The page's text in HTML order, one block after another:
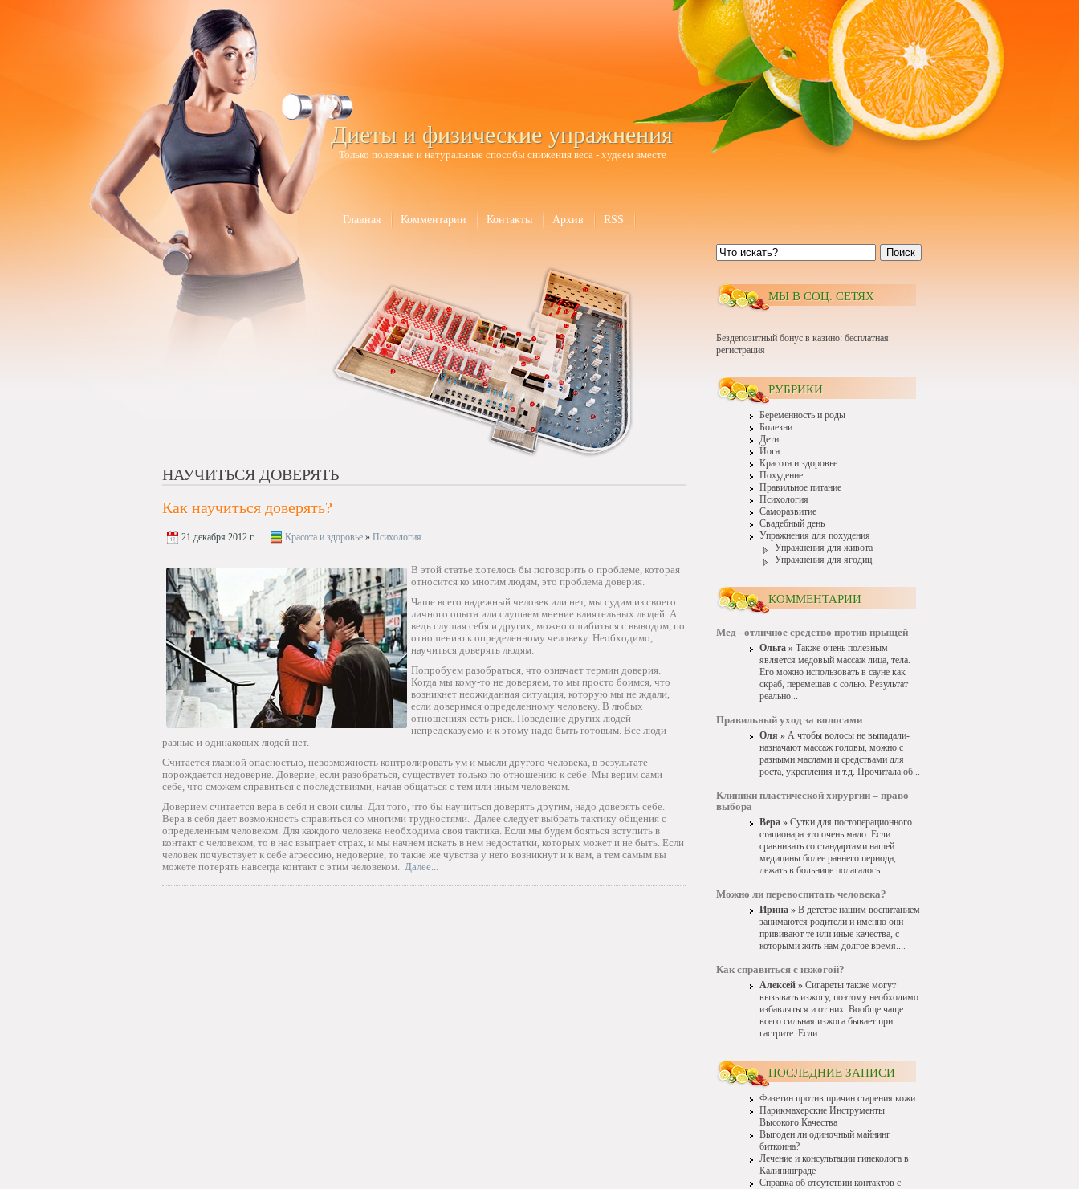
Диеты и физические упражнения
Только полезные и натуральные способы снижения веса - худеем вместе
Главная Комментарии Контакты Архив RSS
НАУЧИТЬСЯ ДОВЕРЯТЬ
Как научиться доверять?
21 декабря 2012 г. Красота и здоровье » Психология
В этой статье хотелось бы поговорить о проблеме, которая
относится ко многим людям, это проблема доверия.
Чаше всего надежный человек или нет, мы судим из своего
личного опыта или слушаем мнение влиятельных людей. А
ведь слушая себя и других, можно ошибиться с выводом, по
отношению к определенному человеку. Необходимо,
научиться доверять людям.
Попробуем разобраться, что означает термин доверия.
Когда мы кому-то не доверяем, то мы просто боимся, что
возникнет неожиданная ситуация, которую мы не ждали,
если доверимся определенному человеку. В любых
отношениях есть риск. Поведение других людей
непредсказуемо и к этому надо быть готовым. Все люди
разные и одинаковых людей нет.
Считается главной опасностью, невозможность контролировать ум и мысли другого человека, в результате
порождается недоверие. Доверие, если разобраться, существует только по отношению к себе. Мы верим сами
себе, что сможем справиться с последствиями, начав общаться с тем или иным человеком.
Доверием считается вера в себя и свои силы. Для того, что бы научиться доверять другим, надо доверять себе.
Вера в себя дает возможность справиться со многими трудностями. Далее следует выбрать тактику общения с
определенным человеком. Для каждого человека необходима своя тактика. Если мы будем бояться вступить в
контакт с человеком, то в нас взыграет страх, и мы начнем искать в нем недостатки, которых может и не быть. Если
человек почувствует к себе агрессию, недоверие, то такие же чувства у него возникнут и к вам, а тем самым вы
можете потерять навсегда контакт с этим человеком. Далее...
Поиск
МЫ В СОЦ. СЕТЯХ
Бездепозитный бонус в казино: бесплатная
регистрация
РУБРИКИ
Беременность и роды
Болезни
Дети
Йога
Красота и здоровье
Похудение
Правильное питание
Психология
Саморазвитие
Свадебный день
Упражнения для похудения
Упражнения для живота
Упражнения для ягодиц
КОММЕНТАРИИ
Мед - отличное средство против прыщей
Ольга » Также очень полезным
является медовый массаж лица, тела.
Его можно использовать в сауне как
скраб, перемешав с солью. Результат
реально...
Правильный уход за волосами
Оля » А чтобы волосы не выпадали-
назначают массаж головы, можно с
разными маслами и средствами для
роста, укрепления и т.д. Прочитала об...
Клиники пластической хирургии – право
выбора
Вера » Сутки для постоперационного
стационара это очень мало. Если
сравнивать со стандартами нашей
медицины более раннего периода,
лежать в больнице полагалось...
Можно ли перевоспитать человека?
Ирина » В детстве нашим воспитанием
занимаются родители и именно они
прививают те или иные качества, с
которыми жить нам долгое время....
Как справиться с изжогой?
Алексей » Сигареты также могут
вызывать изжогу, поэтому необходимо
избавляться и от них. Вообще чаще
всего сильная изжога бывает при
гастрите. Если...
ПОСЛЕДНИЕ ЗАПИСИ
Физетин против причин старения кожи
Парикмахерские Инструменты
Высокого Качества
Выгоден ли одиночный майнинг
биткоина?
Лечение и консультации гинеколога в
Калининграде
Справка об отсутствии контактов с